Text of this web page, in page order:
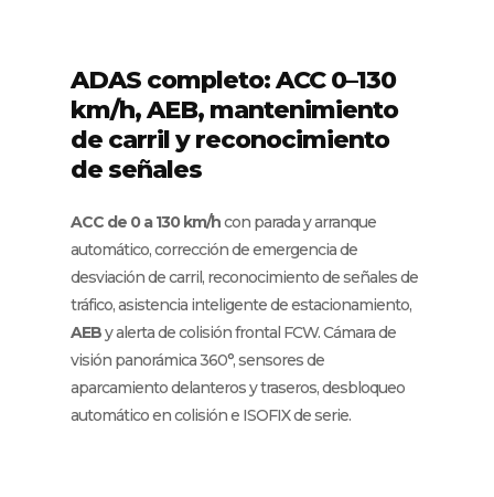
ADAS completo: ACC 0–130
km/h, AEB, mantenimiento
de carril y reconocimiento
de señales
ACC de 0 a 130 km/hcon parada y arranque
automático, corrección de emergencia de
desviación de carril, reconocimiento de señales de
tráfico, asistencia inteligente de estacionamiento,
AEBy alerta de colisión frontal FCW. Cámara de
visión panorámica 360°, sensores de
aparcamiento delanteros y traseros, desbloqueo
automático en colisión e ISOFIX de serie.